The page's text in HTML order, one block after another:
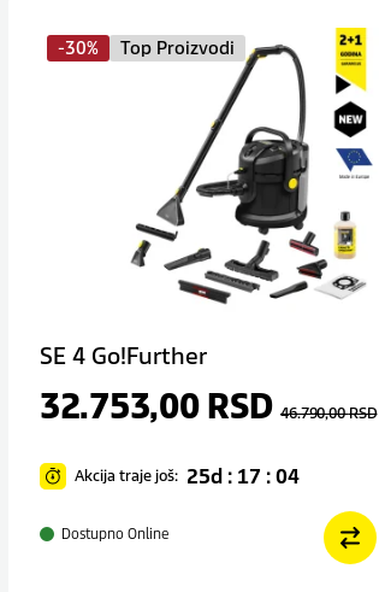
-30% Top Proizvodi
SE 4 Go!Further
32.753,00 RSD 46.790,00RSD
Akcija traje još: 25d : 17 : 04
Dostupno Online